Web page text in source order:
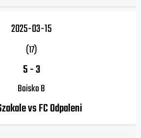
2025-03-15
(17)
5-3
Boisko B
vs FC Odpaleni